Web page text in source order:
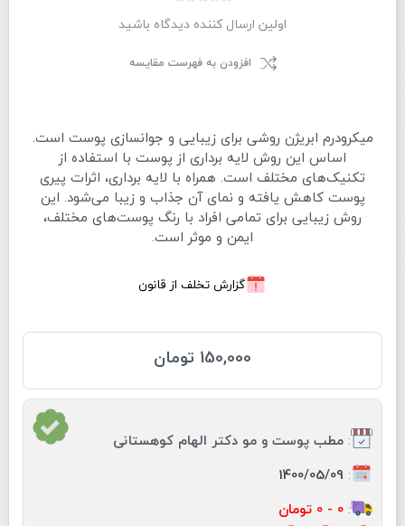
اولین ارسال کننده دیدگاه باشید
افزودن به فهرست مقایسه
میکرودرم ابریژن روشی برای زیبایی و جوانسازی پوست است.
اساس این روش لایه برداری از پوست با استفاده از
تکنیک‌های مختلف است. همراه با لایه برداری، اثرات پیری
پوست کاهش یافته و نمای آن جذاب و زیبا می‌شود. این
روش زیبایی برای تمامی افراد با رنگ پوست‌های مختلف،
ایمن و موثر است.
گزارش تخلف از قانون
150,000 تومان
: مطب پوست و مو دكتر الهام كوهستانى
:
1400/05/09
: 0 - 0 تومان